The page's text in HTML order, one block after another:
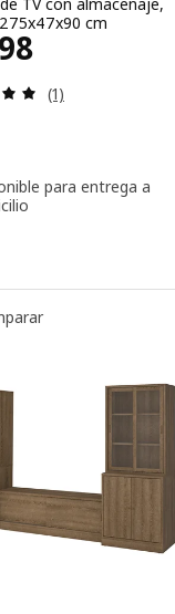
chapa roble/
TV con almacenaje,
cm
$ 8498
Revisa: 5 de 5
(1)
para entrega a